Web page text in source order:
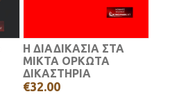
Η ΔΙΑΔΙΚΑΣΙΑ ΣΤΑ
ΜΙΚΤΑ ΟΡΚΩΤΑ
ΔΙΚΑΣΤΗΡΙΑ
€32.00